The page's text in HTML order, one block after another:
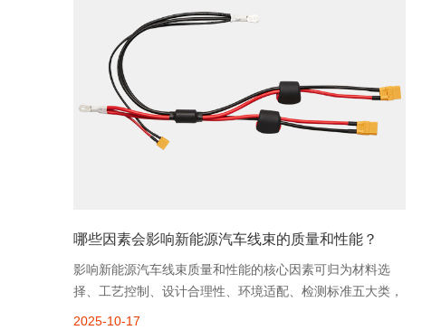
哪些因素会影响新能源汽车线束的质量和性能？
影响新能源汽车线束质量和性能的核心因素可归为材料选
择、工艺控制、设计合理性、环境适配、检测标准五大类，
这些因素直接决定线束的安全性、稳定性与使用寿命，具体
2025-10-17